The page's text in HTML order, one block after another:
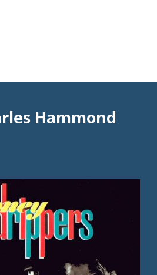
Hammond